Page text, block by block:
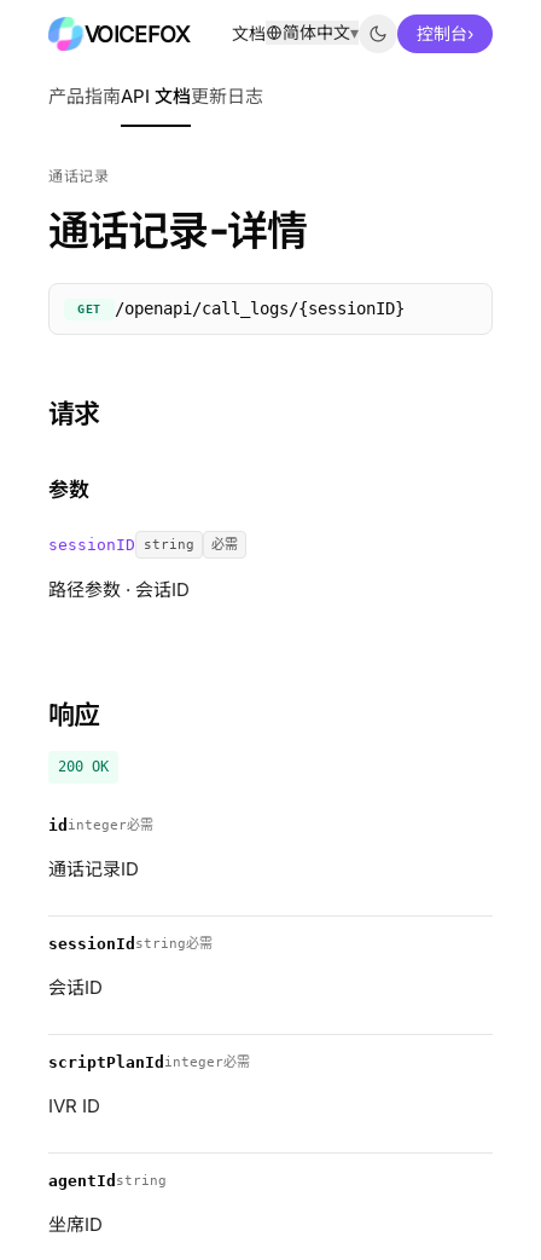
VOICEFOX 文档 简体中文▾ 控制台›
产品指南API 文档更新日志
通话记录
通话记录-详情
GET /openapi/call_logs/{sessionID}
请求
参数
sessionID string 必需
路径参数 · 会话ID
响应
200 OK
id integer必需
通话记录ID
sessionId string必需
会话ID
scriptPlanId integer必需
IVR ID
agentId string
坐席ID